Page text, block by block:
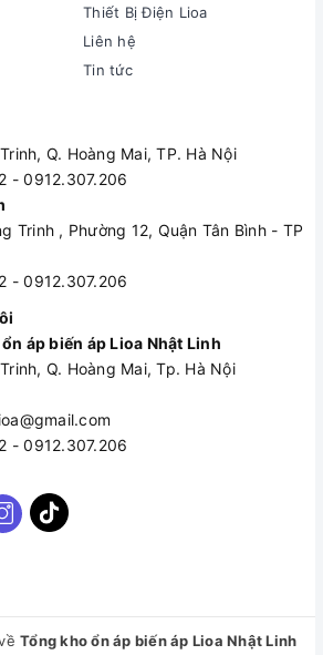
Thiết Bị Điện Lioa
Liên hệ
Tin tức
Q. Hoàng Mai, TP. Hà Nội
- 0912.307.206
Trinh , Phường 12, Quận Tân Bình - TP
- 0912.307.206
áp biến áp Lioa Nhật Linh
Q. Hoàng Mai, Tp. Hà Nội
- 0912.307.206
Tổng kho ổn áp biến áp Lioa Nhật Linh